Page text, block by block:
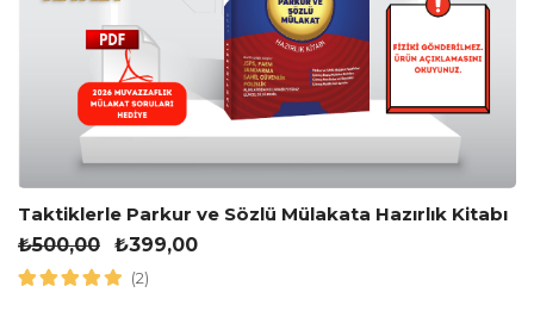
Taktiklerle Parkur ve Sözlü Mülakata Hazırlık Kitabı
₺500,00 ₺399,00
(2)